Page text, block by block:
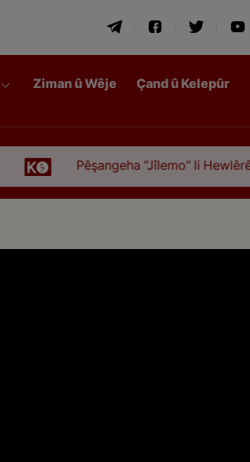
Ziman û Wêje Çand û Kelepûr
Pêşangeha “Jîlemo” li Hewlêrê